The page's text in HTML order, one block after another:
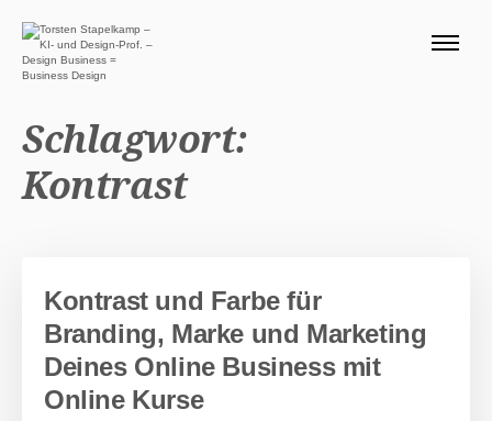
BLOG
SERVICE DESIGN THINKING
0 EURO ANGEBOTE 🎁
Suchen nach:
Schlagwort:
Kontrast
Kontrast und Farbe für
Branding, Marke und Marketing
Deines Online Business mit
Online Kurse